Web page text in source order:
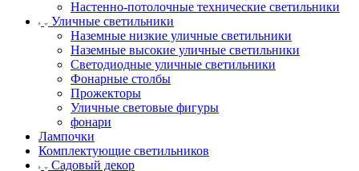
Настенно-потолочные технические светильники
Уличные светильники
Наземные низкие уличные светильники
Наземные высокие уличные светильники
Светодиодные уличные светильники
Фонарные столбы
Прожекторы
Уличные световые фигуры
фонари
Лампочки
Комплектующие светильников
Садовый декор